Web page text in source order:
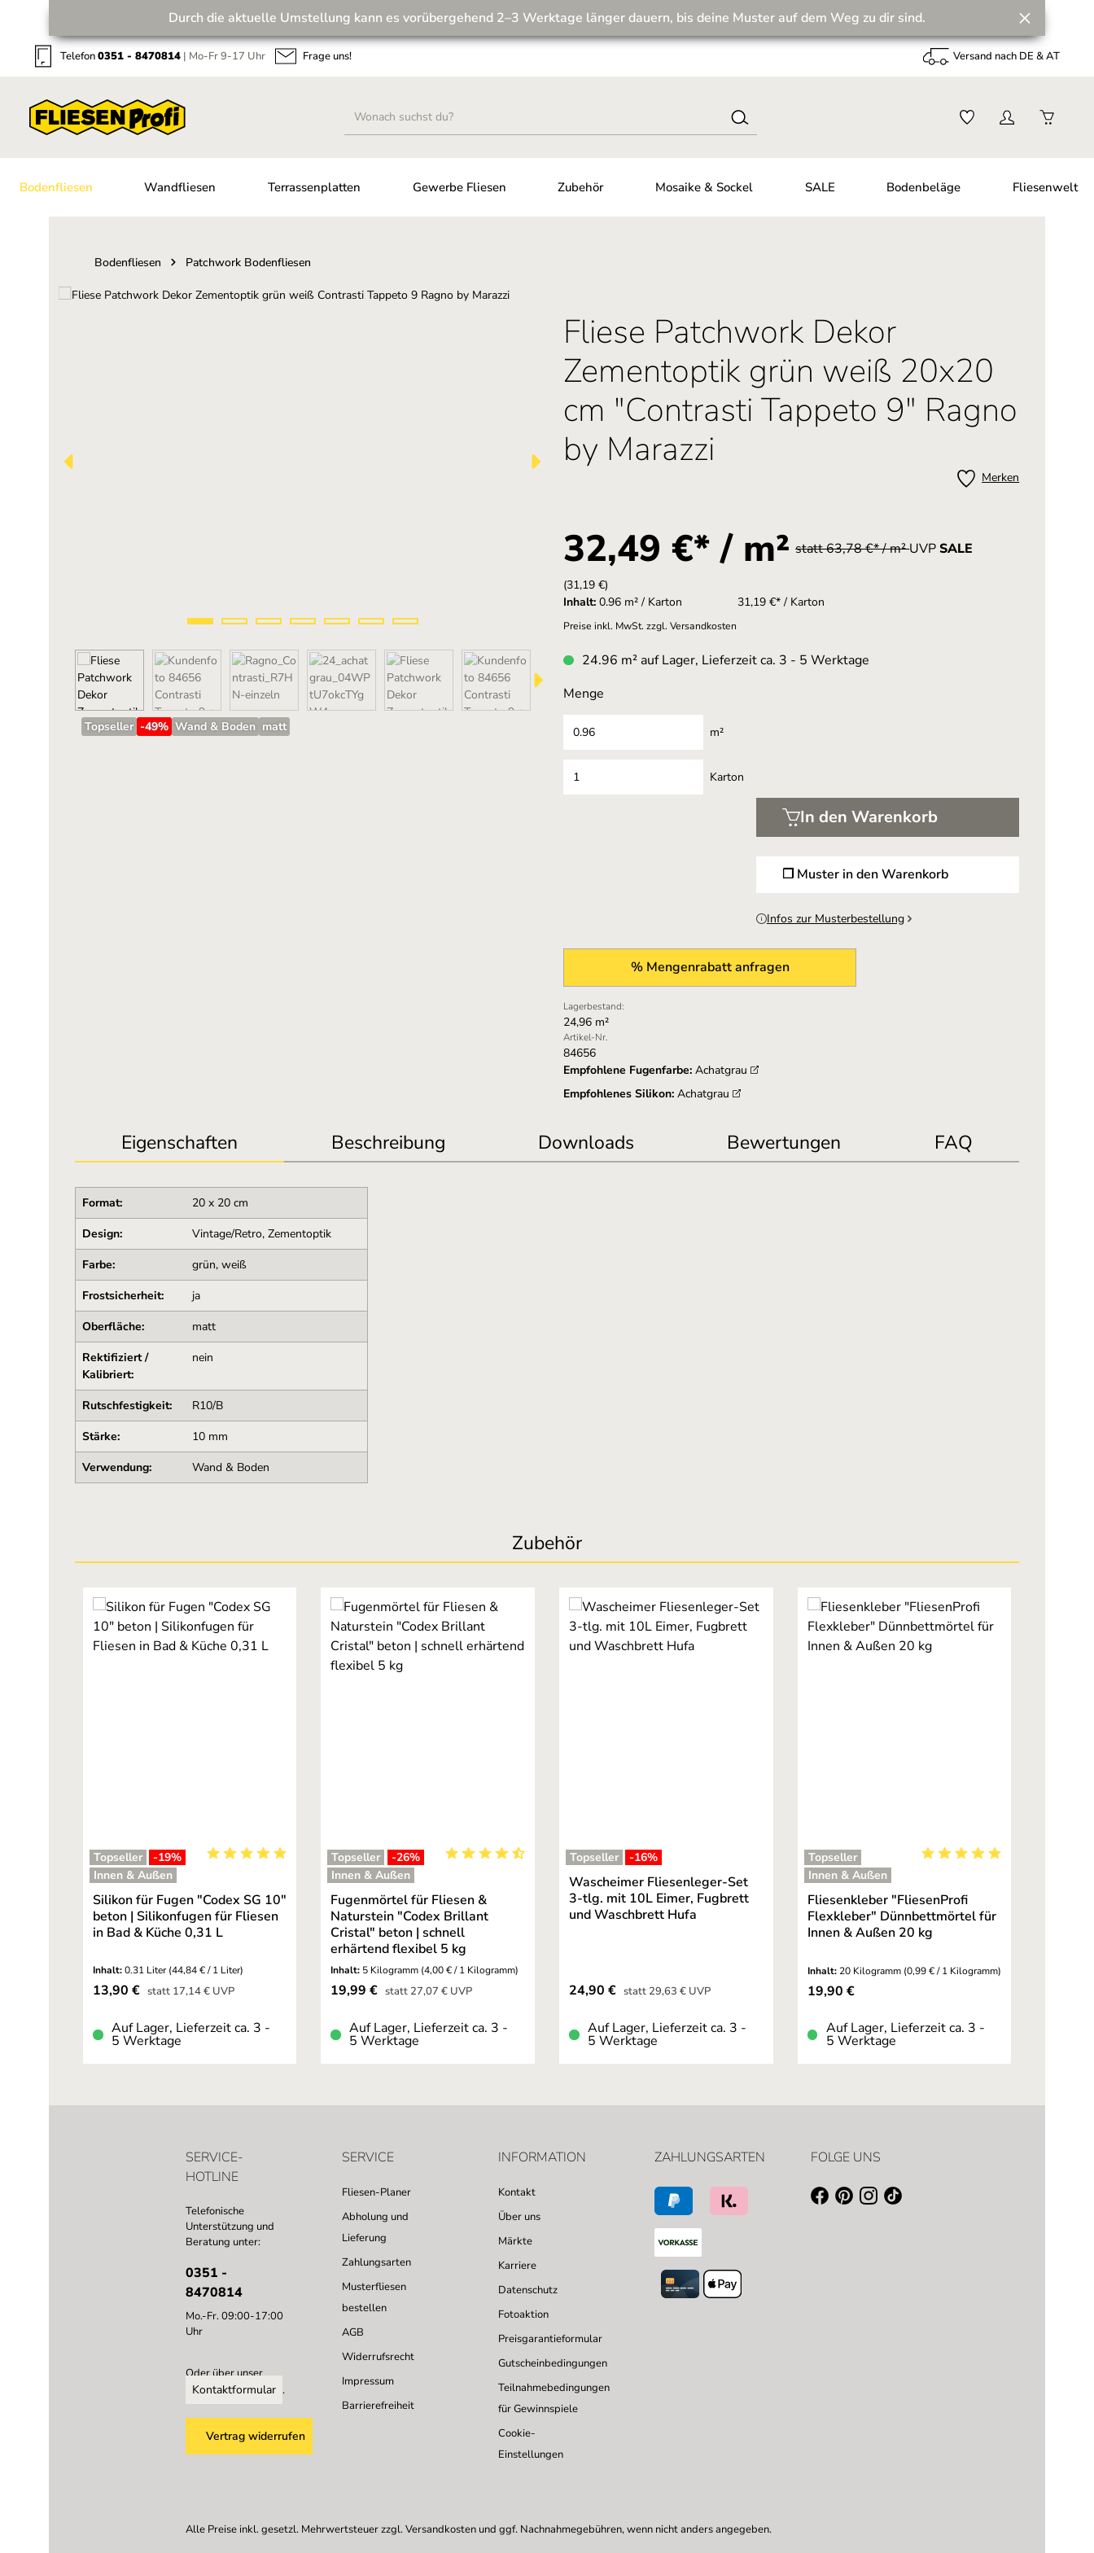
Zur Hauptnavigation springen
Wir machen unseren Musterversand fit für die Zukunft! 💪
Durch die aktuelle Umstellung kann es vorübergehend 2–3 Werktage länger dauern, bis deine Muster auf dem Weg zu dir sind.
Telefon0351 - 8470814 | Mo-Fr 9-17 Uhr Frage uns! Versand nach DE & AT
Bodenfliesen Wandfliesen Terrassenplatten Gewerbe Fliesen Zubehör Mosaike & Sockel SALE Bodenbeläge Fliesenwelt
Bodenfliesen Patchwork Bodenfliesen
Bildergalerie überspringen
Topseller -49% Wand & Boden matt
Fliese Patchwork Dekor
Zementoptik grün weiß 20x20
cm "Contrasti Tappeto 9" Ragno
by Marazzi
Merken
32,49 €* / m² statt 63,78 €* / m²UVPSALE
(31,19 €)
Inhalt: 0.96 m² / Karton 31,19 €* / Karton
Preise inkl. MwSt. zzgl. Versandkosten
24.96 m² auf Lager, Lieferzeit ca. 3 - 5 Werktage
Menge
m²
Karton
In den Warenkorb
% Mengenrabatt anfragen
❐ Muster in den Warenkorb
Infos zur Musterbestellung
Lagerbestand:
24,96 m²
Artikel-Nr.
84656
Empfohlene Fugenfarbe: Achatgrau
Empfohlenes Silikon: Achatgrau
Eigenschaften Beschreibung Downloads Bewertungen FAQ
Format:
20 x 20 cm
Design:
Vintage/Retro, Zementoptik
Farbe:
grün, weiß
Frostsicherheit:
ja
Oberfläche:
matt
Rektifiziert /
Kalibriert:
nein
Rutschfestigkeit:
R10/B
Stärke:
10 mm
Verwendung:
Wand & Boden
Zubehör
Produktgalerie überspringen
Topseller -19%
Innen & Außen
Durchschnittliche Bewertung von 5 von 5 Sternen
Silikon für Fugen "Codex SG 10"
beton | Silikonfugen für Fliesen
in Bad & Küche 0,31 L
Inhalt:0.31 Liter(44,84 € / 1 Liter)
Verkaufspreis:
13,90 € statt Regulärer Preis:
17,14 €UVP
Auf Lager, Lieferzeit ca. 3 -
5 Werktage
Topseller -26%
Innen & Außen
Durchschnittliche Bewertung von 4.95 von 5 Sternen
Fugenmörtel für Fliesen &
Naturstein "Codex Brillant
Cristal" beton | schnell
erhärtend flexibel 5 kg
Inhalt: 5 Kilogramm (4,00 € / 1 Kilogramm)
Verkaufspreis:
19,99 € statt Regulärer Preis:
27,07 € UVP
Auf Lager, Lieferzeit ca. 3 -
5 Werktage
Topseller -16%
Wascheimer Fliesenleger-Set
3-tlg. mit 10L Eimer, Fugbrett
und Waschbrett Hufa
Verkaufspreis:
24,90 € statt Regulärer Preis:
29,63 € UVP
Auf Lager, Lieferzeit ca. 3 -
5 Werktage
Topseller
Innen & Außen
Fliesenkleber "FliesenProfi
Flexkleber" Dünnbettmörtel für
Innen & Außen 20 kg
Inhalt: 20 Kilogramm (0,99 € / 1 Kilogramm)
Regulärer Preis:
19,90 €
Auf Lager, Lieferzeit ca. 3 -
5 Werktage
SERVICE-
HOTLINE
Telefonische
Unterstützung und
Beratung unter:
0351 -
8470814
Mo.-Fr. 09:00-17:00
Uhr
Oder über unser
Kontaktformular .
Vertrag widerrufen
SERVICE
Fliesen-Planer
Abholung und
Lieferung
Zahlungsarten
Musterfliesen
bestellen
AGB
Widerrufsrecht
Impressum
Barrierefreiheit
INFORMATION
Kontakt
Über uns
Märkte
Karriere
Datenschutz
Fotoaktion
Preisgarantieformular
Gutscheinbedingungen
Teilnahmebedingungen
für Gewinnspiele
Cookie-
Einstellungen
ZAHLUNGSARTEN FOLGE UNS
Alle Preise inkl. gesetzl. Mehrwertsteuer zzgl.Versandkosten und ggf. Nachnahmegebühren, wenn nicht anders angegeben.